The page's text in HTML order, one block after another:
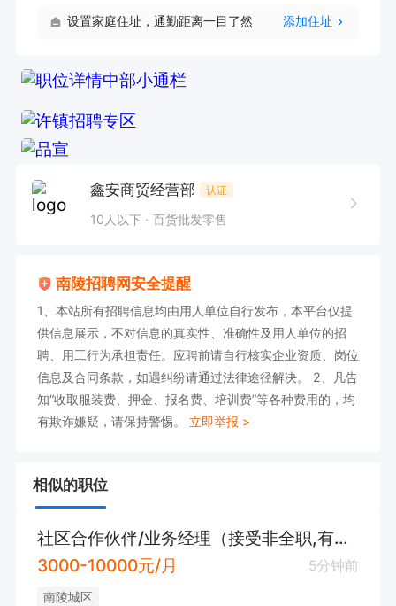
设置家庭住址，通勤距离一目了然 添加住址
鑫安商贸经营部 认证
10人以下 百货批发零售
南陵招聘网安全提醒
1、本站所有招聘信息均由用人单位自行发布，本平台仅提
供信息展示，不对信息的真实性、准确性及用人单位的招
聘、用工行为承担责任。应聘前请自行核实企业资质、岗位
信息及合同条款，如遇纠纷请通过法律途径解决。 2、凡告
知“收取服装费、押金、报名费、培训费”等各种费用的，均
有欺诈嫌疑，请保持警惕。 立即举报 >
相似的职位
社区合作伙伴/业务经理（接受非全职,有师傅带，无需座班）
3000-10000元/月
5分钟前
南陵城区